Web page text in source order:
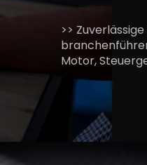
>>
Motor,